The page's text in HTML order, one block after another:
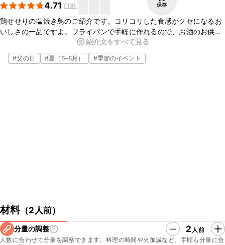
4.71 (13) 保存
鶏せせりの塩焼き鳥のご紹介です。コリコリした食感がクセになるお
いしさの一品ですよ。フライパンで手軽に作れるので、お酒のお供に
も最適です。お家で焼き鳥パーティーはいかがでしょうか。ぜひお試
しくださいね。
紹介文をすべて見る
#父の日 #夏（6–8月） #季節のイベント
材料（2人前）
分量の調整 2 人前
人数に合わせて分量を調整できます。料理の時間や火加減など、手順も分量に合